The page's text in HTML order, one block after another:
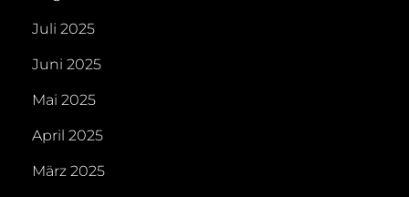
Juli 2025
Juni 2025
Mai 2025
April 2025
März 2025